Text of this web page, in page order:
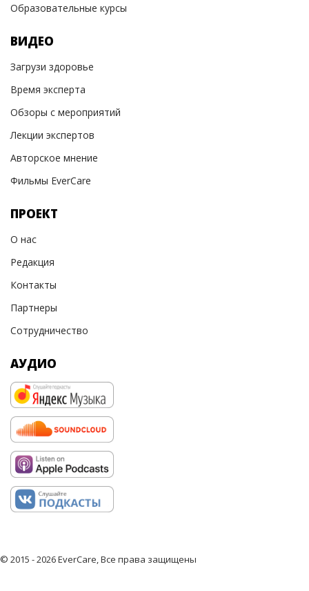
Образовательные курсы
ВИДЕО
Загрузи здоровье
Время эксперта
Обзоры с мероприятий
Лекции экспертов
Авторское мнение
Фильмы EverCare
ПРОЕКТ
О нас
Редакция
Контакты
Партнеры
Сотрудничество
АУДИО
© 2015 - 2026 EverCare, Все права защищены